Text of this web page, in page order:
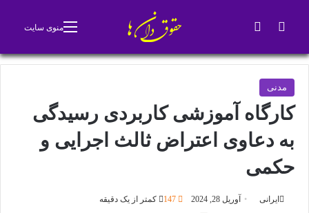
جستجو برای منوی سایت
مدنی
کارگاه آموزشی کاربردی رسیدگی
به دعاوی اعتراض ثالث اجرایی و
حکمی
ایرانی آوریل 28, 2024 کمتر از یک دقیقه